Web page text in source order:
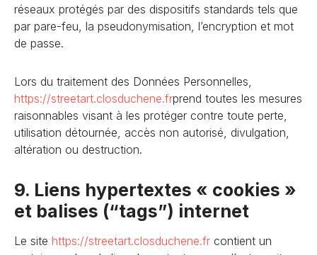
réseaux protégés par des dispositifs standards tels que
par pare-feu, la pseudonymisation, l’encryption et mot
de passe.
Lors du traitement des Données Personnelles,
https://streetart.closduchene.frprend toutes les mesures
raisonnables visant à les protéger contre toute perte,
utilisation détournée, accès non autorisé, divulgation,
altération ou destruction.
9. Liens hypertextes « cookies »
et balises (“tags”) internet
Le site https://streetart.closduchene.fr contient un